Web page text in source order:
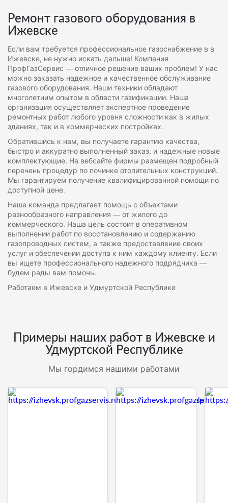
Ремонт газового оборудования в
Ижевске
Если вам требуется профессиональное газоснабжение в в
Ижевске, не нужно искать дальше! Компания
ПрофГазСервис — отличное решение ваших проблем! У нас
можно заказать надежное и качественное обслуживание
газового оборудования. Наши техники обладают
многолетним опытом в области газификации. Наша
организация осуществляет экспертное проведение
ремонтных работ любого уровня сложности как в жилых
зданиях, так и в коммерческих постройках.
Обратившись к нам, вы получаете гарантию качества,
быстро и аккуратно выполненный заказ, и надежные новые
комплектующие. На вебсайте фирмы размещен подробный
перечень процедур по починке отопительных конструкций.
Мы гарантируем получение квалифицированной помощи по
доступной цене.
Наша команда предлагает помощь с объектами
разнообразного направления — от жилого до
коммерческого. Наша цель состоит в оперативном
выполнении работ по восстановлению и содержанию
газопроводных систем, а также предоставление своих
услуг и обеспечении доступа к ним каждому клиенту. Если
вы ищете профессионального надежного подрядчика —
будем рады вам помочь.
Работаем в Ижевске и Удмуртской Республике
Примеры наших работ в Ижевске и
Удмуртской Республике
Мы гордимся нашими работами